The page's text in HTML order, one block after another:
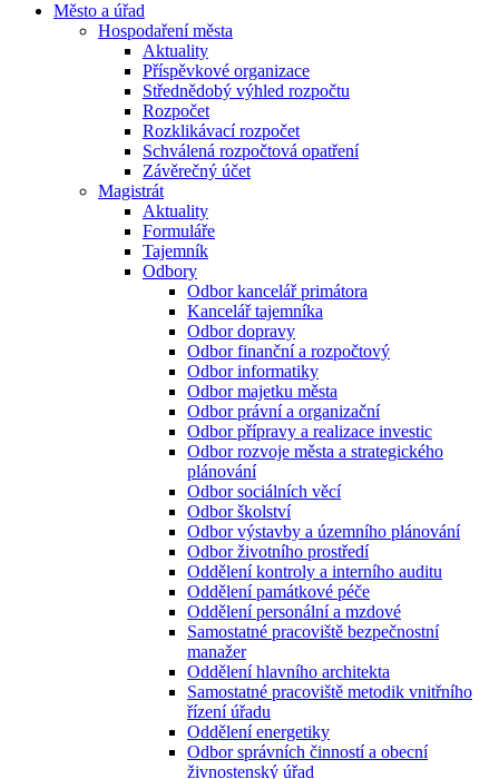
Město a úřad
Hospodaření města
Aktuality
Příspěvkové organizace
Střednědobý výhled rozpočtu
Rozpočet
Rozklikávací rozpočet
Schválená rozpočtová opatření
Závěrečný účet
Magistrát
Aktuality
Formuláře
Tajemník
Odbory
Odbor kancelář primátora
Kancelář tajemníka
Odbor dopravy
Odbor finanční a rozpočtový
Odbor informatiky
Odbor majetku města
Odbor právní a organizační
Odbor přípravy a realizace investic
Odbor rozvoje města a strategického
plánování
Odbor sociálních věcí
Odbor školství
Odbor výstavby a územního plánování
Odbor životního prostředí
Oddělení kontroly a interního auditu
Oddělení památkové péče
Oddělení personální a mzdové
Samostatné pracoviště bezpečnostní
manažer
Oddělení hlavního architekta
Samostatné pracoviště metodik vnitřního
řízení úřadu
Oddělení energetiky
Odbor správních činností a obecní
živnostenský úřad